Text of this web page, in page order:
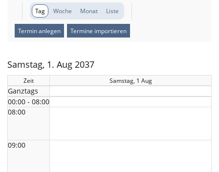
Tag Woche Monat Liste
Termin anlegen Termine importieren
Samstag, 1. Aug 2037
Zeit Samstag, 1 Aug
Ganztags
00:00 - 08:00
08:00
09:00